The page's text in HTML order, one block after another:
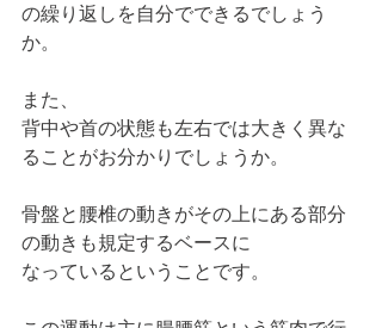
の繰り返しを自分でできるでしょう
か。
また、
背中や首の状態も左右では大きく異な
ることがお分かりでしょうか。
骨盤と腰椎の動きがその上にある部分
の動きも規定するベースに
なっているということです。